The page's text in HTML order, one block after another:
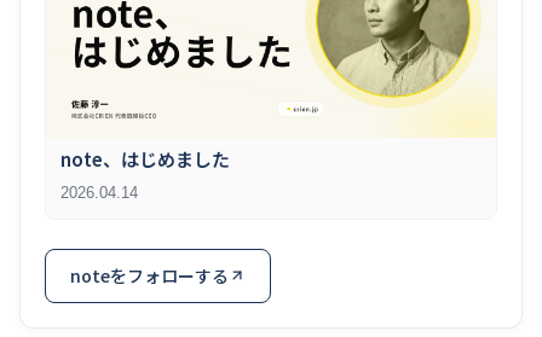
note、はじめました
2026.04.14
noteをフォローする